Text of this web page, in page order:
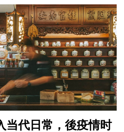
当代日常，後疫情时